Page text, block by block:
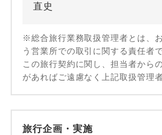
直史
※総合旅行業務取扱管理者とは、
う営業所での取引に関する責任者で
この旅行契約に関し、担当者から
があればご遠慮なく上記取扱管理
旅行企画・実施